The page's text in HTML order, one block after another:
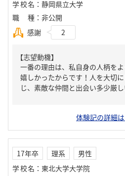
学校名 ： 静岡県立大学
職種 ： 非公開
感謝
2
【志望動機】
一番の理由は、私自身の人柄を
嬉しかったからです！人を大切
じ、素敵な仲間と出会い多少厳
体験記の詳細
17年卒 理系
男性
学校名 ： 東北大学大学院